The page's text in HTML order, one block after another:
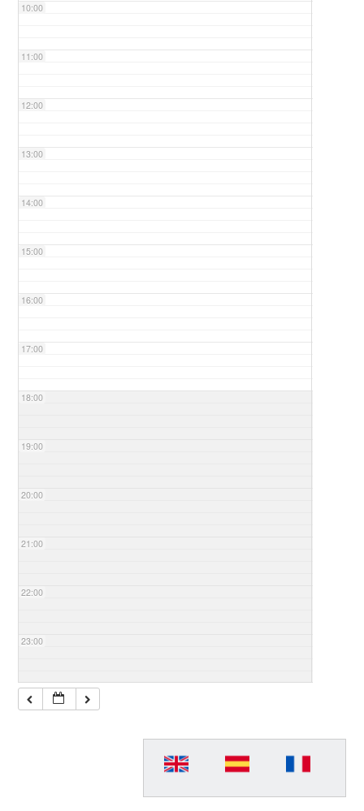
10:00
11:00
12:00
13:00
14:00
15:00
16:00
17:00
18:00
19:00
20:00
21:00
22:00
23:00